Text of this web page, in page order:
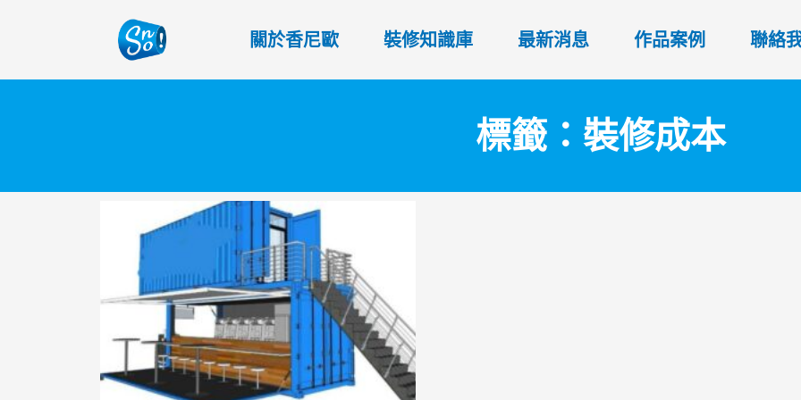
關於香尼歐 裝修知識庫 最新消息 作品案例 聯絡
標籤：裝修成本